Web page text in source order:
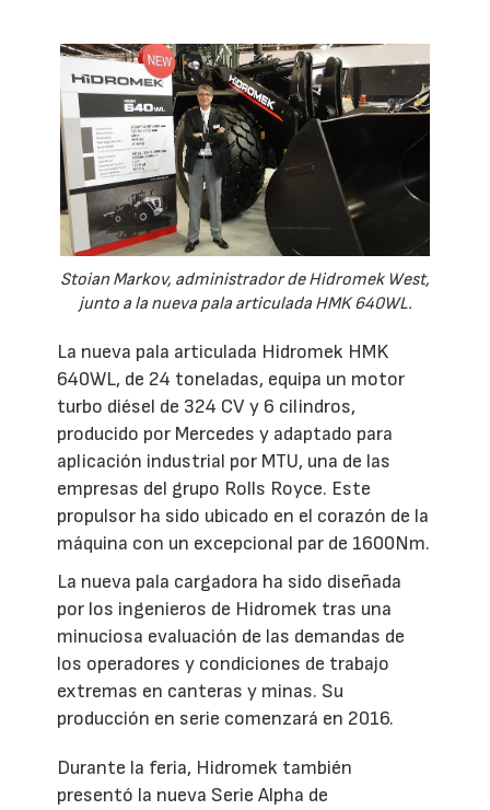
Stoian Markov, administrador de Hidromek West,
junto a la nueva pala articulada HMK 640WL.
La nueva pala articulada Hidromek HMK
640WL, de 24 toneladas, equipa un motor
turbo diésel de 324 CV y 6 cilindros,
producido por Mercedes y adaptado para
aplicación industrial por MTU, una de las
empresas del grupo Rolls Royce. Este
propulsor ha sido ubicado en el corazón de la
máquina con un excepcional par de 1600Nm.
La nueva pala cargadora ha sido diseñada
por los ingenieros de Hidromek tras una
minuciosa evaluación de las demandas de
los operadores y condiciones de trabajo
extremas en canteras y minas. Su
producción en serie comenzará en 2016.
Durante la feria, Hidromek también
presentó la nueva Serie Alpha de